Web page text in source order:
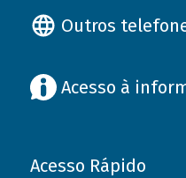
Outros
Acesso à
Acesso Rápido